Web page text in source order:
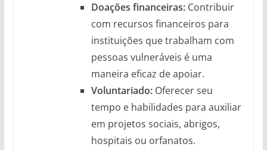
Doações financeiras:Contribuir
com recursos financeiros para
instituições que trabalham com
pessoas vulneráveis é uma
maneira eficaz de apoiar.
Voluntariado:Oferecer seu
tempo e habilidades para auxiliar
em projetos sociais, abrigos,
hospitais ou orfanatos.